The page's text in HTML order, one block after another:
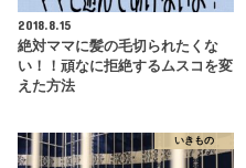
2018.8.15
絶対ママに髪の毛切られたくな
い！！頑なに拒絶するムスコを変
えた方法
いきもの